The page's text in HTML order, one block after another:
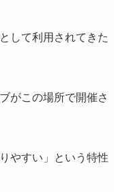
して利用されてきた
がこの場所で開催さ
やすい」という特性